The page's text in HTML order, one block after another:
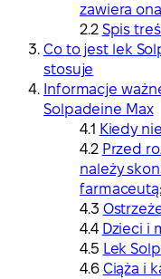
zawiera
Spis
Co to jest lek
stosuje
Informacje
Solpadeine Max
Kiedy
Przed
należy
farmaceutą:
Dzieci i
Lek
Ciąża i